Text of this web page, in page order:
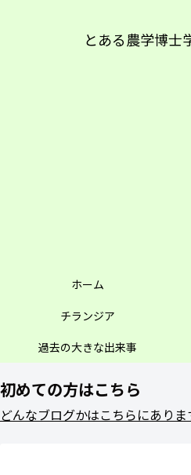
とある農学博士
ホーム
チランジア
過去の大きな出来事
初めての方はこちら
どんなブログかはこちらにありま